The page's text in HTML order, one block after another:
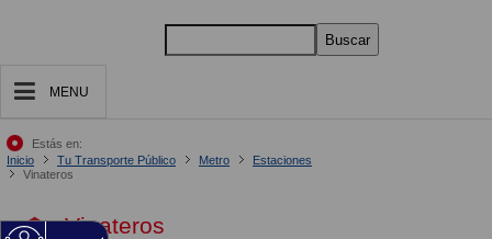
Buscar
MENU
Estás en:
Inicio
Tu Transporte Público Metro
Estaciones
Vinateros
Vinateros